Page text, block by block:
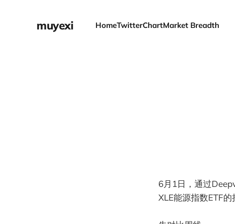
muyexi HomeTwitterChartMarket Breadth
6月1日，通过
XLE能源指数ETF